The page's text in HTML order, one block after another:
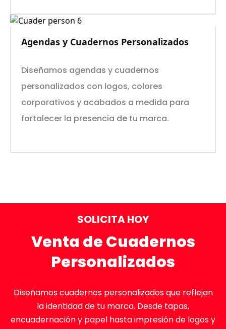
Agendas y Cuadernos Personalizados
Diseñamos agendas y cuadernos
personalizados con logos, colores
corporativos y acabados a medida para
fortalecer la presencia de tu marca.
SOLICITA HOY
Venta de Cuadernos
Personalizados
Diseñamos cuadernos personalizados que reflejan
la identidad de tu marca. Desde tapas,
encuadernación y papel hasta impresión de logos y